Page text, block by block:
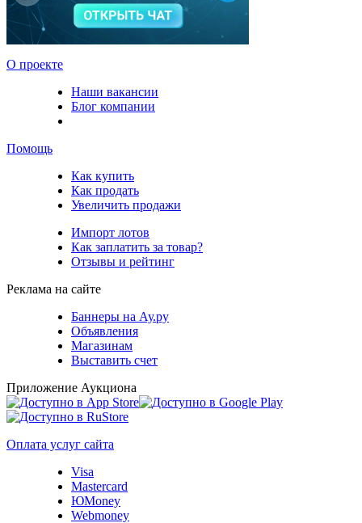
О проекте
Наши вакансии
Блог компании
Помощь
Как купить
Как продать
Увеличить продажи
Импорт лотов
Как заплатить за товар?
Отзывы и рейтинг
Реклама на сайте
Баннеры на Ау.ру
Объявления
Магазинам
Выставить счет
Приложение Аукциона
Оплата услуг сайта
Visa
Mastercard
ЮMoney
Webmoney